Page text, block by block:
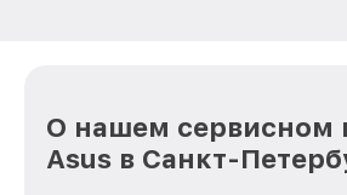
О нашем сервисном
Asus в Санкт-